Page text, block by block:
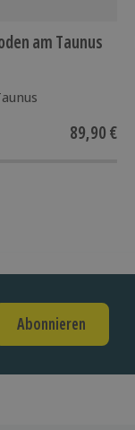
am Taunus
89,90 €
Abonnieren